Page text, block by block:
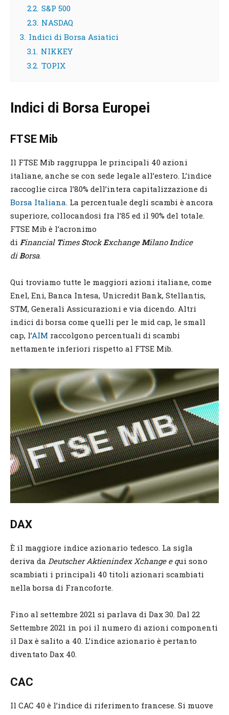
2.2. S&P 500
2.3. NASDAQ
3. Indici di Borsa Asiatici
3.1. NIKKEY
3.2. TOPIX
Indici di Borsa Europei
FTSE Mib
Il FTSE Mib raggruppa le principali 40 azioni
italiane, anche se con sede legale all’estero. L’indice
raccoglie circa l’80% dell’intera capitalizzazione di
Borsa Italiana. La percentuale degli scambi è ancora
superiore, collocandosi fra l’85 ed il 90% del totale.
FTSE Mib è l’acronimo
di Financial Times StockExchangeMilanoIndice
diBorsa.
Qui troviamo tutte le maggiori azioni italiane, come
Enel, Eni, Banca Intesa, Unicredit Bank, Stellantis,
STM, Generali Assicurazioni e via dicendo. Altri
indici di borsa come quelli per le mid cap, le small
cap, l’AIM raccolgono percentuali di scambi
nettamente inferiori rispetto al FTSE Mib.
DAX
È il maggiore indice azionario tedesco. La sigla
deriva da Deutscher Aktienindex Xchange e qui sono
scambiati i principali 40 titoli azionari scambiati
nella borsa di Francoforte.
Fino al settembre 2021 si parlava di Dax 30. Dal 22
Settembre 2021 in poi il numero di azioni componenti
il Dax è salito a 40. L’indice azionario è pertanto
diventato Dax 40.
CAC
Il CAC 40 è l’indice di riferimento francese. Si muove